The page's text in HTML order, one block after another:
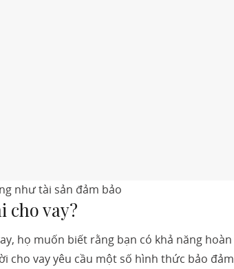
như tài sản đảm bảo
cho vay?
họ muốn biết rằng bạn có khả năng hoàn
cho vay yêu cầu một số hình thức bảo